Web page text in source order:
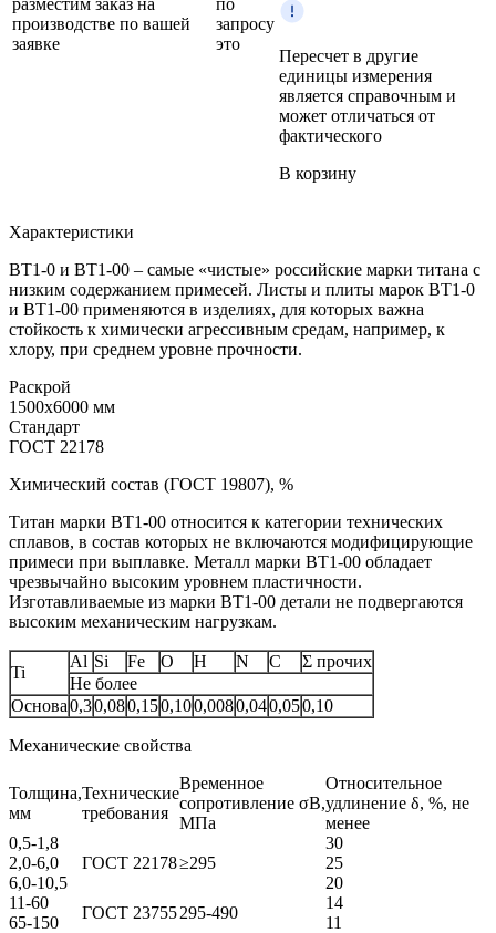
производстве по вашей
заявке
запросу
это
Пересчет в другие
единицы измерения
является справочным и
может отличаться от
фактического
В корзину
Характеристики
ВТ1-0 и ВТ1-00 – самые «чистые» российские марки титана с
низким содержанием примесей. Листы и плиты марок ВТ1-0
и ВТ1-00 применяются в изделиях, для которых важна
стойкость к химически агрессивным средам, например, к
хлору, при среднем уровне прочности.
Раскрой
1500x6000 мм
Стандарт
ГОСТ 22178
Химический состав (ГОСТ 19807), %
Титан марки BT1‑00 относится к категории технических
сплавов, в состав которых не включаются модифицирующие
примеси при выплавке. Металл марки BT1‑00 обладает
чрезвычайно высоким уровнем пластичности.
Изготавливаемые из марки BT1‑00 детали не подвергаются
высоким механическим нагрузкам.
Ti
Al Si Fe O H N C
Σ прочих
Не более
Основа0,30,080,150,100,0080,040,050,10
Механические свойства
Толщина,
мм
Технические
требования
Временное
сопротивление σB,
МПа
Относительное
удлинение δ, %, не
менее
0,5-1,8
ГОСТ 22178≥295
30
2,0-6,0
25
6,0-10,5
20
11-60
ГОСТ 23755295-490
14
65-150
11